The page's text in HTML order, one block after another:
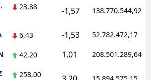
23,88 -1,57 138.770.544,92
6,43 -1,53 52.782.472,17
42,20 1,01 208.501.289,64
258,00